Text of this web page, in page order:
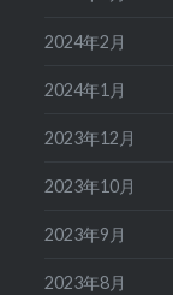
2024年2月
2024年1月
2023年12月
2023年10月
2023年9月
2023年8月